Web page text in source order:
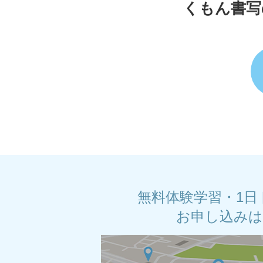
くもん書
無料体験学習・1
お申し込み